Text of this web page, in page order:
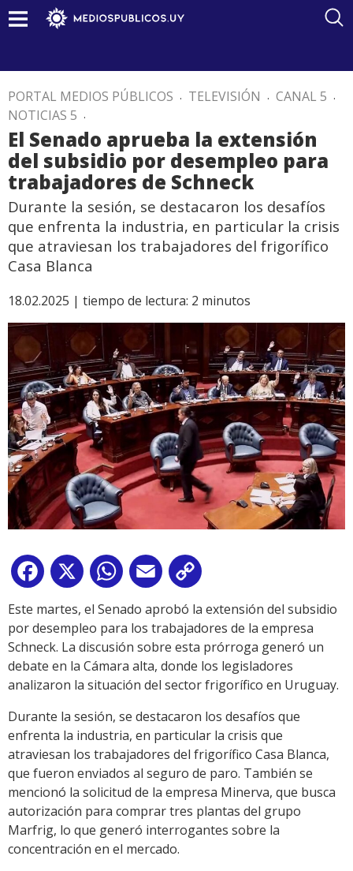
PORTAL MEDIOS PÚBLICOS . TELEVISIÓN . CANAL 5 .
NOTICIAS 5 .
El Senado aprueba la extensión
del subsidio por desempleo para
trabajadores de Schneck
Durante la sesión, se destacaron los desafíos
que enfrenta la industria, en particular la crisis
que atraviesan los trabajadores del frigorífico
Casa Blanca
18.02.2025 | tiempo de lectura: 2 minutos
Facebook
X WhatsApp
Email
Link
Este martes, el Senado aprobó la extensión del subsidio
por desempleo para los trabajadores de la empresa
Schneck. La discusión sobre esta prórroga generó un
debate en la Cámara alta, donde los legisladores
analizaron la situación del sector frigorífico en Uruguay.
Durante la sesión, se destacaron los desafíos que
enfrenta la industria, en particular la crisis que
atraviesan los trabajadores del frigorífico Casa Blanca,
que fueron enviados al seguro de paro. También se
mencionó la solicitud de la empresa Minerva, que busca
autorización para comprar tres plantas del grupo
Marfrig, lo que generó interrogantes sobre la
concentración en el mercado.